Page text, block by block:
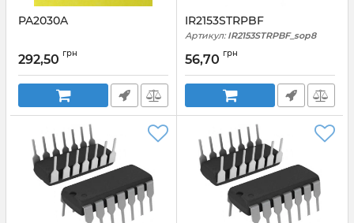
PA2030A
292,50 грн
IR2153STRPBF
Артикул: IR2153STRPBF_sop8
56,70 грн